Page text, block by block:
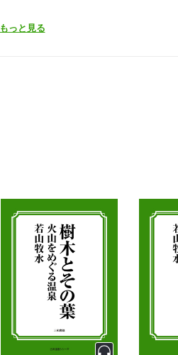
もっと見る